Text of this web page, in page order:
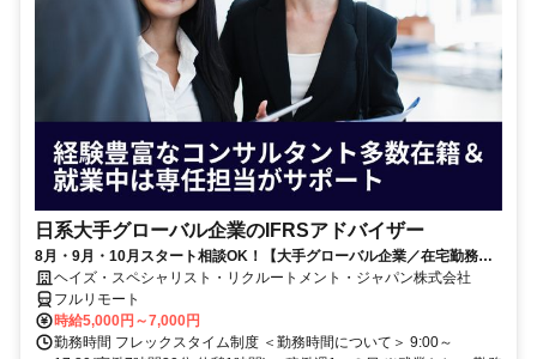
日系大手グローバル企業のIFRSアドバイザー
8月・9月・10月スタート相談OK！【大手グローバル企業／在宅勤務メ
イン／週1～2日勤務】IFRSアドバイザー
ヘイズ・スペシャリスト・リクルートメント・ジャパン株式会社
フルリモート
時給5,000円～7,000円
勤務時間 フレックスタイム制度 ＜勤務時間について＞ 9:00～